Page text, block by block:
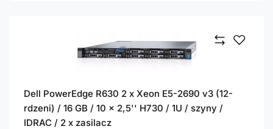
Dell PowerEdge R630 2 x Xeon E5-2690 v3 (12-
rdzeni) / 16 GB / 10 x 2,5'' H730 / 1U / szyny /
IDRAC / 2 x zasilacz